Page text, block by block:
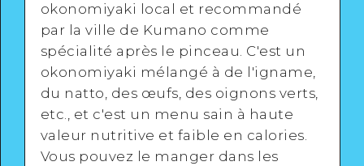
okonomiyaki local et recommandé
par la ville de Kumano comme
spécialité après le pinceau. C'est un
okonomiyaki mélangé à de l'igname,
du natto, des œufs, des oignons verts,
etc., et c'est un menu sain à haute
valeur nutritive et faible en calories.
Vous pouvez le manger dans les